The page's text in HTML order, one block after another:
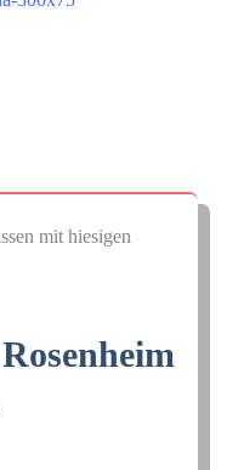
mit hiesigen